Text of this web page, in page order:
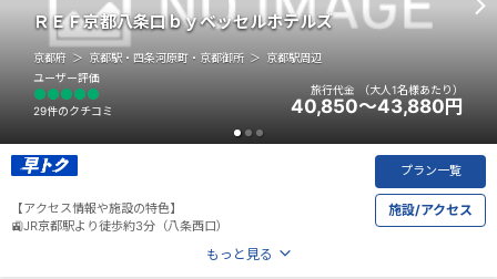
ＲＥＦ京都八条口ｂｙベッセルホテルズ
プラン一覧
施設/アクセス
京都府 京都駅・四条河原町・京都御所 京都駅周辺
【アクセス情報や施設の特色】
🚉JR京都駅より徒歩約3分（八条西口）
ユーザー評価
29件のクチコミ
旅行代金 （大人1名様あたり）
40,850～43,880円
もっと見る